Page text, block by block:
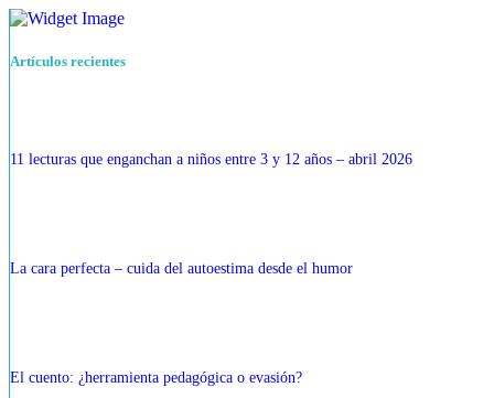
Artículos recientes
11 lecturas que enganchan a niños entre 3 y 12 años – abril 2026
La cara perfecta – cuida del autoestima desde el humor
El cuento: ¿herramienta pedagógica o evasión?